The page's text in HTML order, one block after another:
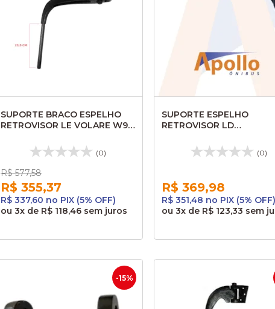
SUPORTE BRACO ESPELHO
RETROVISOR LE VOLARE W9
(0)
R$ 577,58
R$ 355,37
R$ 337,60 no PIX (5% OFF)
ou 3x de R$ 118,46 sem juros
SUPORTE ESPELHO
RETROVISOR LD
(0)
R$ 369,98
R$ 351,48 no PIX (5% OFF)
ou 3x de R$ 123,33 sem
-15%